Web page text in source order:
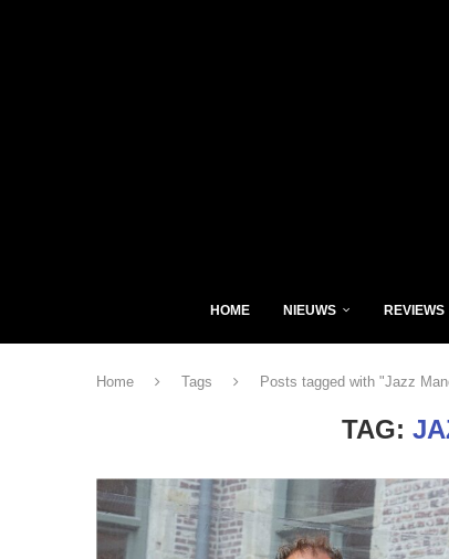
HOME NIEUWS REVIEWS
Home Tags Posts tagged with "Jazz
TAG: